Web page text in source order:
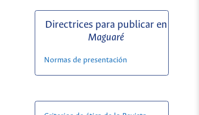
Directrices para publicar en
Maguaré
Normas de presentación